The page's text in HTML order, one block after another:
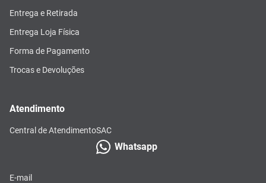
Entrega e Retirada
Entrega Loja Física
Forma de Pagamento
Trocas e Devoluções
Atendimento
Central de AtendimentoSAC
Whatsapp
E-mail